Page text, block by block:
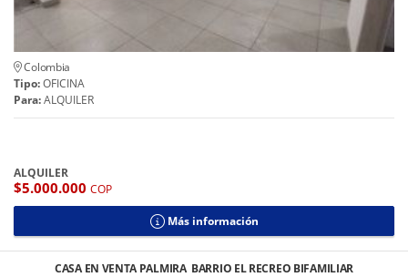
Colombia
Tipo:OFICINA
Para:ALQUILER
ALQUILER
$5.000.000 COP
Más información
CASA EN VENTA PALMIRA BARRIO EL RECREO BIFAMILIAR